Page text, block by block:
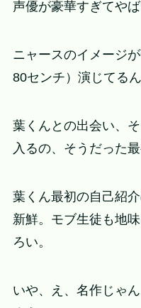
声優が豪華すぎてやば
ニャースのイメージ
80センチ）演じてるん
葉くんとの出会い、
入るの、そうだった
葉くん最初の自己紹
新鮮。モブ生徒も地
ろい。
いや、え、名作じゃ